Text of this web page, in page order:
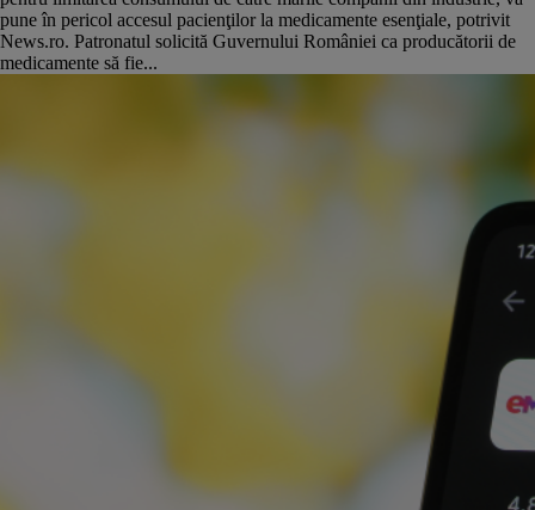
pune în pericol accesul pacienţilor la medicamente esenţiale, potrivit
News.ro. Patronatul solicită Guvernului României ca producătorii de
medicamente să fie...